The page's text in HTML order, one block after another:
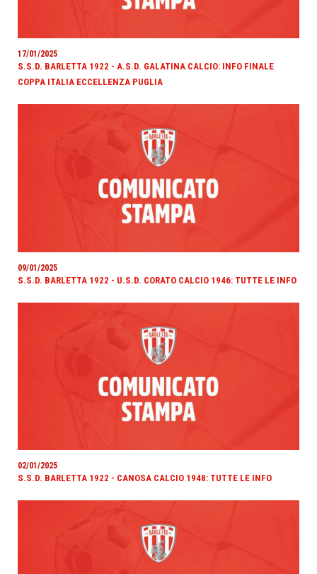
17/01/2025
S.S.D. BARLETTA 1922 - A.S.D. GALATINA CALCIO: INFO FINALE
COPPA ITALIA ECCELLENZA PUGLIA
09/01/2025
S.S.D. BARLETTA 1922 - U.S.D. CORATO CALCIO 1946: TUTTE LE INFO
02/01/2025
S.S.D. BARLETTA 1922 - CANOSA CALCIO 1948: TUTTE LE INFO